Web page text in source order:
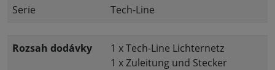
Serie
Tech-Line
Rozsah dodávky
1 x Tech-Line Lichternetz
1 x Zuleitung und Stecker